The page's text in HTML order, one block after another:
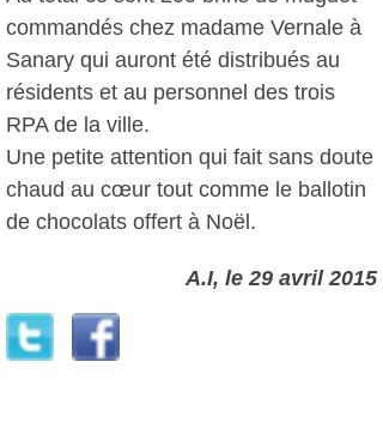
commandés chez madame Vernale à
Sanary qui auront été distribués au
résidents et au personnel des trois
RPA de la ville.
Une petite attention qui fait sans doute
chaud au cœur tout comme le ballotin
de chocolats offert à Noël.
A.I, le 29 avril 2015